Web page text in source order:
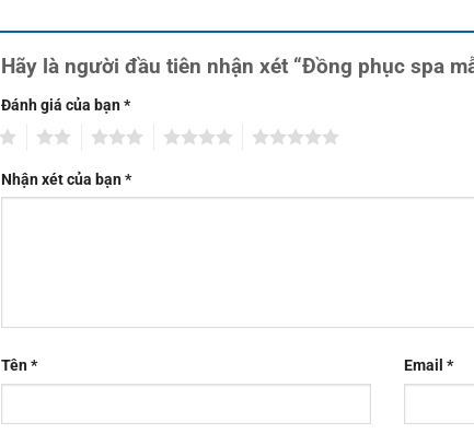
Hãy là người đầu tiên nhận xét “Đồng phục spa
Đánh giá của bạn*
Nhận xét của bạn*
Tên* Email*